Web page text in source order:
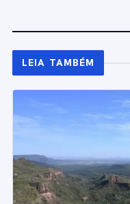
LEIA TAMBÉM